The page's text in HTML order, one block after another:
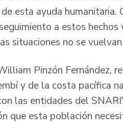
esta ayuda
a estos
situaciones no se
Pinzón Fernández,
y de la costa pacífica
las entidades del
que esta población